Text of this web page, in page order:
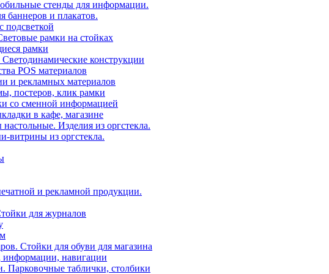
стенды для информации.
баннеров и плакатов.
подсветкой
рамки на стойках
рамки
конструкции
POS материалов
и рекламных материалов
постеров, клик рамки
со сменной информацией
в кафе, магазине
Изделия из оргстекла.
витрины из оргстекла.
и рекламной продукции.
для журналов
Стойки для обуви для магазина
информации, навигации
Парковочные таблички, столбики